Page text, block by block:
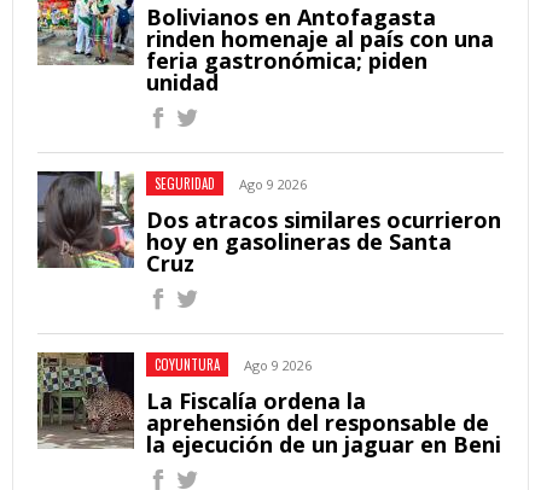
Bolivianos en Antofagasta
rinden homenaje al país con una
feria gastronómica; piden
unidad
SEGURIDAD Ago 9 2026
Dos atracos similares ocurrieron
hoy en gasolineras de Santa
Cruz
COYUNTURA Ago 9 2026
La Fiscalía ordena la
aprehensión del responsable de
la ejecución de un jaguar en Beni